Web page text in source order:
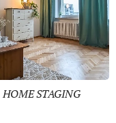
HOME STAGING